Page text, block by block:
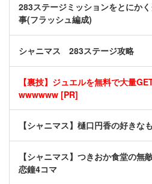
283ステージミッションをとにか
事(フラッシュ編成)
シャニマス 283ステージ攻略
【裏技】ジュエルを無料で大量
wwwwww [PR]
【シャニマス】樋口円香の好きな
【シャニマス】つきおか食堂の無
恋鐘4コマ